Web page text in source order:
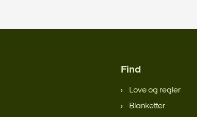
Find
Love og regler
Blanketter